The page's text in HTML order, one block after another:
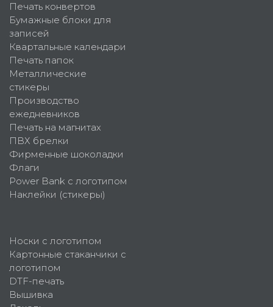
Печать конвертов
Бумажные блоки для
записей
Квартальные календари
Печать папок
Металлические
стикеры
Производство
ежедневников
Печать на магнитах
ПВХ брелки
Фирменные шоколадки
Флаги
Power Bank с логотипом
Наклейки (стикеры)
Носки с логотипом
Картонные стаканчики с
логотипом
DTF-печать
Вышивка